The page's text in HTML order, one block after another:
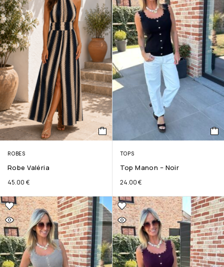
ROBES
Robe Valéria
45.00 €
TOPS
Top Manon – Noir
24.00€